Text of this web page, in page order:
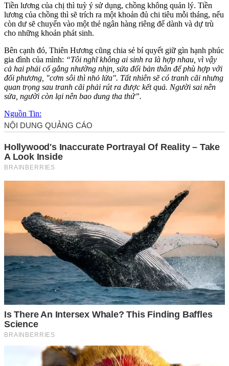
Tiền lương của chị thì tuỳ ý sử dụng, chồng không quản lý. Tiền
lương của chồng thì sẽ trích ra một khoản đủ chi tiêu mỗi tháng, nếu
còn dư sẽ chuyển vào một thẻ ngân hàng riêng để dành và dự trù
cho những khoản phát sinh.
Bên cạnh đó, Thiên Hương cũng chia sẻ bí quyết giữ gìn hạnh phúc
gia đình của mình: “Tôi nghĩ không ai sinh ra là hợp nhau, vì vậy
cả hai phải cố gắng nhường nhịn, sửa đổi bản thân để phù hợp với
đối phương, "cơm sôi thì nhỏ lửa". Tất nhiên sẽ có tranh cãi nhưng
quan trọng sau tranh cãi phải rút ra được kết quả. Người sai nên
sửa, người còn lại nên bao dung tha thứ”.
Nguồn Tin: